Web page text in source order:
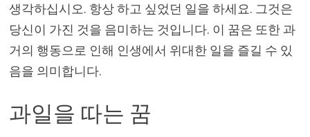
생각하십시오. 항상 하고 싶었던 일을 하세요. 그것은
당신이 가진 것을 음미하는 것입니다. 이 꿈은 또한 과
거의 행동으로 인해 인생에서 위대한 일을 즐길 수 있
음을 의미합니다.
과일을 따는 꿈